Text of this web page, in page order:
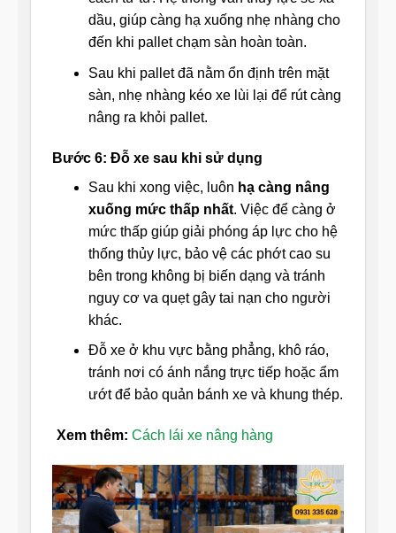
dầu, giúp càng hạ xuống nhẹ nhàng cho
đến khi pallet chạm sàn hoàn toàn.
Sau khi pallet đã nằm ổn định trên mặt
sàn, nhẹ nhàng kéo xe lùi lại để rút càng
nâng ra khỏi pallet.
Bước 6: Đỗ xe sau khi sử dụng
Sau khi xong việc, luôn hạ càng nâng
xuống mức thấp nhất. Việc để càng ở
mức thấp giúp giải phóng áp lực cho hệ
thống thủy lực, bảo vệ các phớt cao su
bên trong không bị biến dạng và tránh
nguy cơ va quẹt gây tai nạn cho người
khác.
Đỗ xe ở khu vực bằng phẳng, khô ráo,
tránh nơi có ánh nắng trực tiếp hoặc ẩm
ướt để bảo quản bánh xe và khung thép.
Xem thêm: Cách lái xe nâng hàng